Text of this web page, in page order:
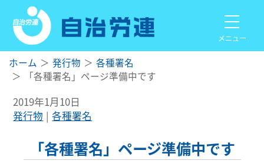
メニュー
ホーム 発行物
各種署名
「各種署名」ページ準備中です
2019年1月10日
発行物
各種署名
「各種署名」ページ準備中です